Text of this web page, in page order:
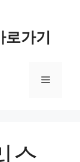
로가기
메
스